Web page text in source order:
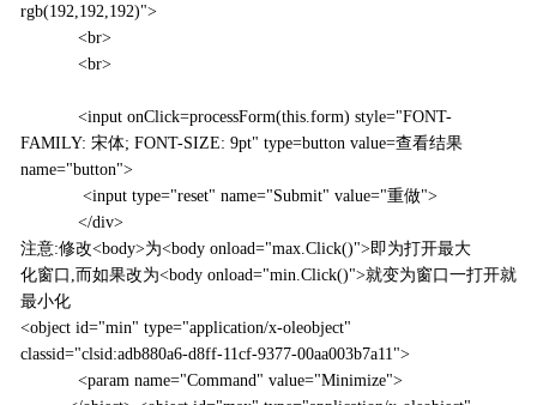
rgb(192,192,192)">
<br>
<br>
<input onClick=processForm(this.form) style="FONT-
FAMILY: 宋体; FONT-SIZE: 9pt" type=button value=查看结果
name="button">
<input type="reset" name="Submit" value="重做">
</div>
注意:修改<body>为<body onload="max.Click()">即为打开最大
化窗口,而如果改为<body onload="min.Click()">就变为窗口一打开就
最小化
<object id="min" type="application/x-oleobject"
classid="clsid:adb880a6-d8ff-11cf-9377-00aa003b7a11">
<param name="Command" value="Minimize">